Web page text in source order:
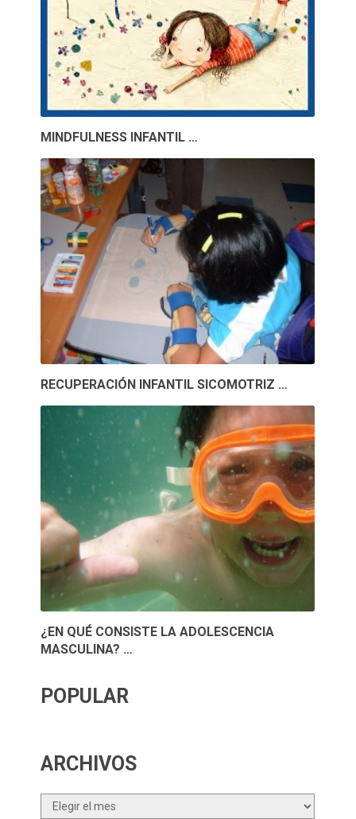
MINDFULNESS INFANTIL …
RECUPERACIÓN INFANTIL SICOMOTRIZ …
¿EN QUÉ CONSISTE LA ADOLESCENCIA
MASCULINA? …
POPULAR
ARCHIVOS
Archivos